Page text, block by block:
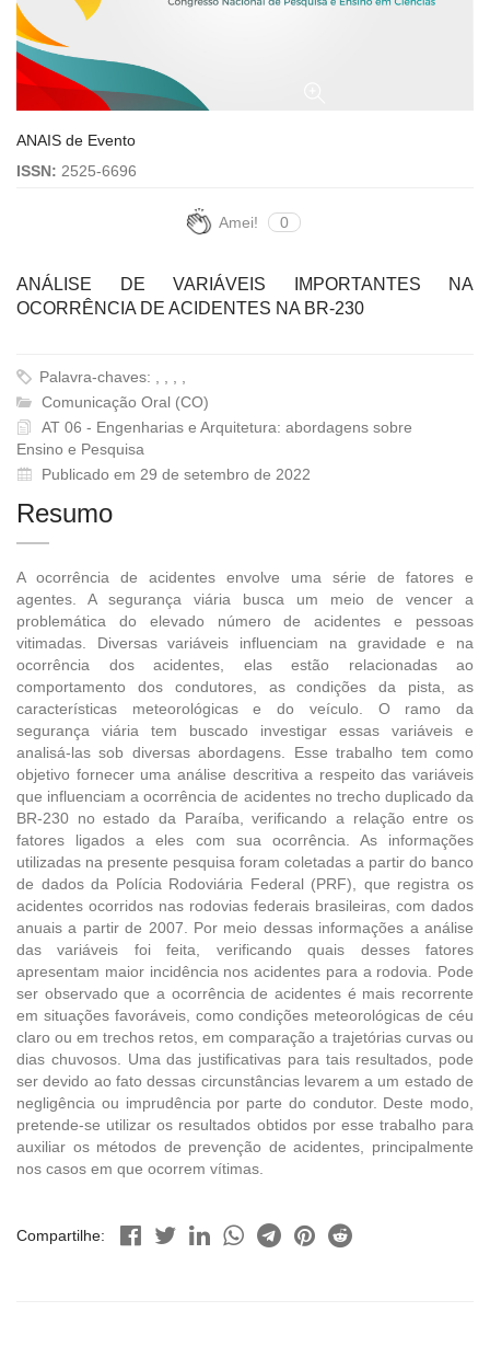
ANAIS de Evento
ISSN: 2525-6696
Amei! 0
ANÁLISE DE VARIÁVEIS IMPORTANTES NA
OCORRÊNCIA DE ACIDENTES NA BR-230
Palavra-chaves: , , , ,
Comunicação Oral (CO)
AT 06 - Engenharias e Arquitetura: abordagens sobre
Ensino e Pesquisa
Publicado em 29 de setembro de 2022
Resumo
A ocorrência de acidentes envolve uma série de fatores e
agentes. A segurança viária busca um meio de vencer a
problemática do elevado número de acidentes e pessoas
vitimadas. Diversas variáveis influenciam na gravidade e na
ocorrência dos acidentes, elas estão relacionadas ao
comportamento dos condutores, as condições da pista, as
características meteorológicas e do veículo. O ramo da
segurança viária tem buscado investigar essas variáveis e
analisá-las sob diversas abordagens. Esse trabalho tem como
objetivo fornecer uma análise descritiva a respeito das variáveis
que influenciam a ocorrência de acidentes no trecho duplicado da
BR-230 no estado da Paraíba, verificando a relação entre os
fatores ligados a eles com sua ocorrência. As informações
utilizadas na presente pesquisa foram coletadas a partir do banco
de dados da Polícia Rodoviária Federal (PRF), que registra os
acidentes ocorridos nas rodovias federais brasileiras, com dados
anuais a partir de 2007. Por meio dessas informações a análise
das variáveis foi feita, verificando quais desses fatores
apresentam maior incidência nos acidentes para a rodovia. Pode
ser observado que a ocorrência de acidentes é mais recorrente
em situações favoráveis, como condições meteorológicas de céu
claro ou em trechos retos, em comparação a trajetórias curvas ou
dias chuvosos. Uma das justificativas para tais resultados, pode
ser devido ao fato dessas circunstâncias levarem a um estado de
negligência ou imprudência por parte do condutor. Deste modo,
pretende-se utilizar os resultados obtidos por esse trabalho para
auxiliar os métodos de prevenção de acidentes, principalmente
nos casos em que ocorrem vítimas.
Compartilhe: